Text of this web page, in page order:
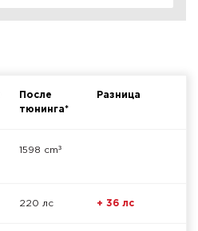
После
тюнинга*
Разница
1598 cm³
220 лс + 36 лс